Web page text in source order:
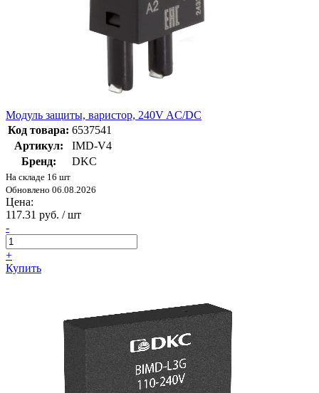
Модуль защиты, варистор, 240V AC/DC
Код товара: 6537541
Артикул:
IMD-V4
Бренд:
DKC
На складе 16 шт
Обновлено 06.08.2026
Цена:
117.31 руб. / шт
-
+
Купить